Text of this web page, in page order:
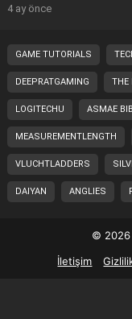
4 ay önce
GAME TUTORIALS
DEEPRATGAMING THE
LOGITECHU ASMAE
MEASUREMENTLENGTH
VLUCHTLADDERS
DAIYAN ANGLIES
© 2026
İletişim